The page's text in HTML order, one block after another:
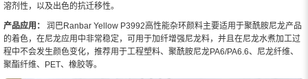
溶剂性，以及出色的抗迁移性。
产品应用：
润巴Ranbar Yellow P3992高性能杂环颜料主要适用于聚酰胺尼龙产品
的着色，在尼龙应用中非常稳定，可用于加纤增强尼龙料，并且在尼龙水煮加工过
程中不会发生颜色变化，推荐用于工程塑料、聚酰胺尼龙PA6/PA6.6、尼龙纤维、
聚酯纤维、PET、橡胶等。